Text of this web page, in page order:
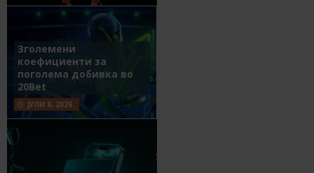
Зголемени
коефициенти за
поголема добивка во
20Bet
ЈУЛИ 8, 2026